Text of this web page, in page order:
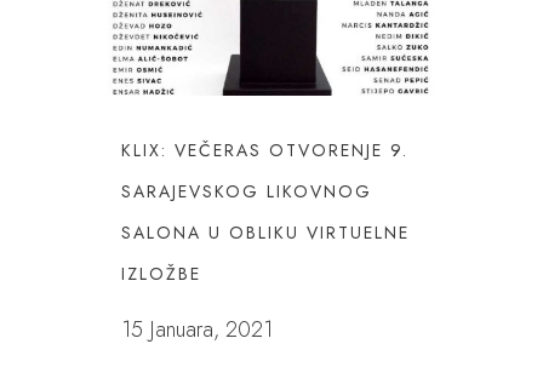
KLIX: VEČERAS OTVORENJE 9.
SARAJEVSKOG LIKOVNOG
SALONA U OBLIKU VIRTUELNE
IZLOŽBE
15 Januara, 2021